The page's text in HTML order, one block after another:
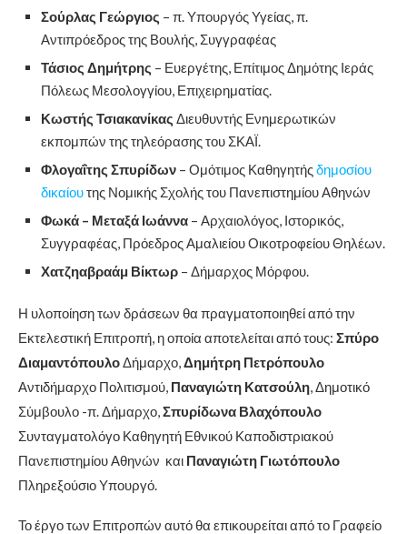
Σούρλας Γεώργιος – π. Υπουργός Υγείας, π.
Αντιπρόεδρος της Βουλής, Συγγραφέας
Τάσιος Δημήτρης – Ευεργέτης, Επίτιμος Δημότης Ιεράς
Πόλεως Μεσολογγίου, Επιχειρηματίας.
Κωστής Τσιακανίκας Διευθυντής Ενημερωτικών
εκπομπών της τηλεόρασης του ΣΚΑΪ.
Φλογαΐτης Σπυρίδων – Ομότιμος Καθηγητήςδημοσίου
δικαίουτης Νομικής Σχολής του Πανεπιστημίου Αθηνών
Φωκά – Μεταξά Ιωάννα – Αρχαιολόγος, Ιστορικός,
Συγγραφέας, Πρόεδρος Αμαλιείου Οικοτροφείου Θηλέων.
Χατζηαβραάμ Βίκτωρ – Δήμαρχος Μόρφου.
Η υλοποίηση των δράσεων θα πραγματοποιηθεί από την
Εκτελεστική Επιτροπή, η οποία αποτελείται από τους: Σπύρο
ΔιαμαντόπουλοΔήμαρχο,Δημήτρη Πετρόπουλο
Αντιδήμαρχο Πολιτισμού, Παναγιώτη Κατσούλη, Δημοτικό
Σύμβουλο -π. Δήμαρχο,Σπυρίδωνα Βλαχόπουλο
Συνταγματολόγο Καθηγητή Εθνικού Καποδιστριακού
Πανεπιστημίου Αθηνών και Παναγιώτη Γιωτόπουλο
Πληρεξούσιο Υπουργό.
Το έργο των Επιτροπών αυτό θα επικουρείται από το Γραφείο